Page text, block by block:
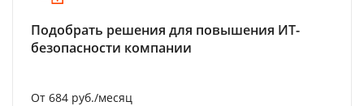
Подобрать решения для повышения ИТ-
безопасности компании
От 684 руб./месяц